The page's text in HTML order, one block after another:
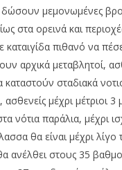
δώσουν μεμονωμένες
στα ορεινά και
καταιγίδα πιθανό να
αρχικά μεταβλητοί,
σταδιακά
ασθενείς μέχρι μέτριοι
νότια παράλια, μέχρι
θα είναι μέχρι λίγο
ανέλθει στους 35